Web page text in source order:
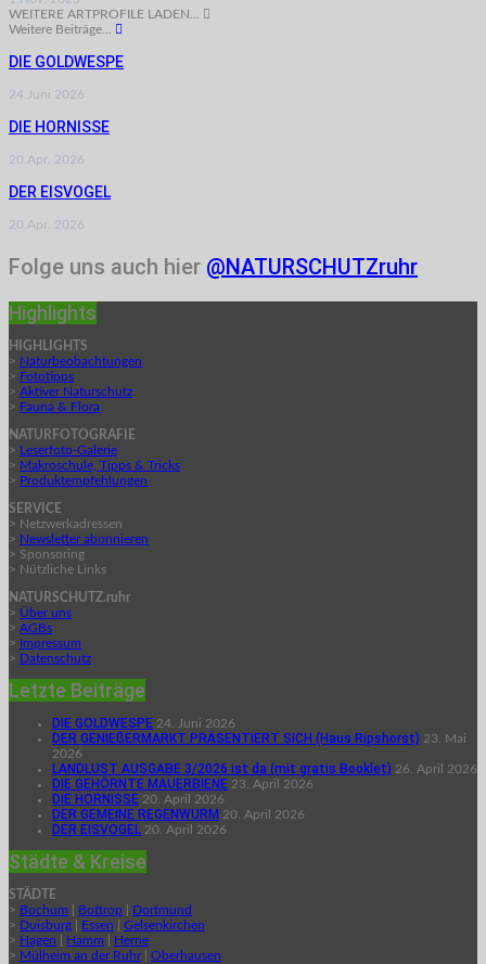
WEITERE ARTPROFILE LADEN...
Weitere Beiträge...
DIE GOLDWESPE
24.Juni 2026
DIE HORNISSE
20.Apr. 2026
DER EISVOGEL
20.Apr. 2026
Folge uns auch hier @NATURSCHUTZruhr
Highlights
HIGHLIGHTS
> Naturbeobachtungen
> Fototipps
> Aktiver Naturschutz
> Fauna & Flora
NATURFOTOGRAFIE
>
Leserfoto-Galerie
> Makroschule, Tipps & Tricks
> Produktempfehlungen
SERVICE
> Netzwerkadressen
> Newsletter abonnieren
> Sponsoring
> Nützliche Links
NATURSCHUTZ.ruhr
> Über uns
> AGBs
> Impressum
> Datenschutz
Letzte Beiträge
DIE GOLDWESPE 24. Juni 2026
DER GENIEßERMARKT PRÄSENTIERT SICH (Haus Ripshorst) 23. Mai
2026
LANDLUST AUSGABE 3/2026 ist da (mit gratis Booklet) 26. April 2026
DIE GEHÖRNTE MAUERBIENE 23. April 2026
DIE HORNISSE 20. April 2026
DER GEMEINE REGENWURM 20. April 2026
DER EISVOGEL 20. April 2026
Städte & Kreise
STÄDTE
> Bochum Bottrop
Dortmund
> Duisburg Essen
Gelsenkirchen
> Hagen Hamm
Herne
> Mülheim an der Ruhr| Oberhausen